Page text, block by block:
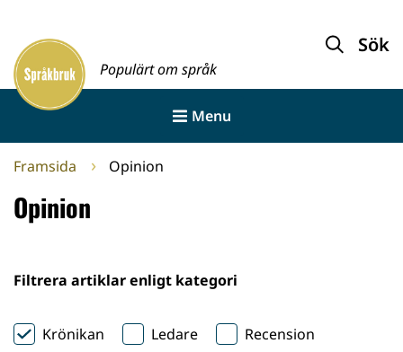
innehållet
Framsida
Populärt om språk
Sök
Menu
Framsida Opinion
Opinion
Filtrera artiklar enligt kategori
Krönikan Ledare
Recension